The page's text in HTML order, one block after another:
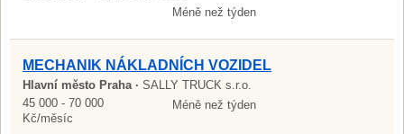
Méně než týden
MECHANIK NÁKLADNÍCH VOZIDEL
Hlavní město Praha · SALLY TRUCK s.r.o.
45 000 - 70 000
Kč/měsíc
Méně než týden